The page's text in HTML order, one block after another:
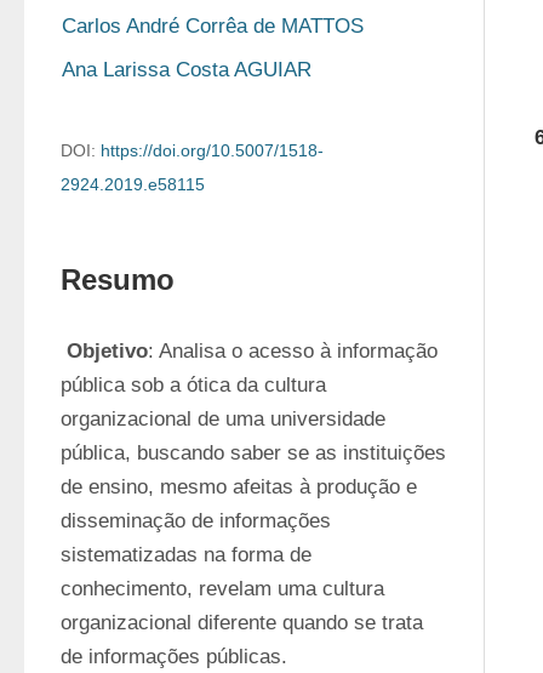
Carlos André Corrêa de MATTOS
Ana Larissa Costa AGUIAR
DOI: https://doi.org/10.5007/1518-
2924.2019.e58115
Resumo
Objetivo: Analisa o acesso à informação
pública sob a ótica da cultura
organizacional de uma universidade
pública, buscando saber se as instituições
de ensino, mesmo afeitas à produção e
disseminação de informações
sistematizadas na forma de
conhecimento, revelam uma cultura
organizacional diferente quando se trata
de informações públicas.